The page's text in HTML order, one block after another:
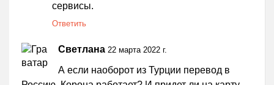
сервисы.
Ответить
Светлана 22 марта 2022 г.
А если наоборот из Турции перевод в